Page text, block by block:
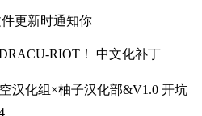
更新时通知你
RIOT！ 中文化补丁
汉化组×柚子汉化部&V1.0 开坑